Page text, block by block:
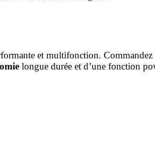
et multifonction. Commandez
longue durée et d’une fonction